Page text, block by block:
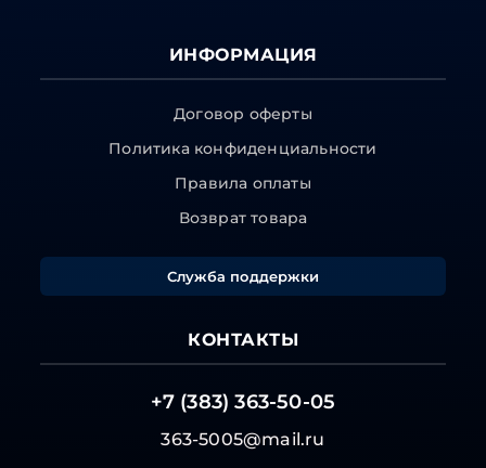
ИНФОРМАЦИЯ
Договор оферты
Политика конфиденциальности
Правила оплаты
Возврат товара
Служба поддержки
КОНТАКТЫ
+7 (383) 363-50-05
363-5005@mail.ru